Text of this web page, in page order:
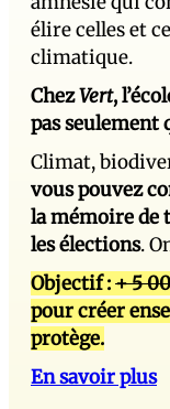
élire celles et
climatique.
ChezVert,
pas seulement
Climat,
vous pouvez
la mémoire de
les élections.
Objectif :+ 5
pour créer
protège.
En savoir plus